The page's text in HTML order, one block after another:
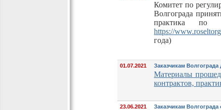
Комитет по
Волгограда
практика по
https://
года)
01.07.2021 Заказчикам
Материалы
контрактов,
23.06.2021 Заказчикам